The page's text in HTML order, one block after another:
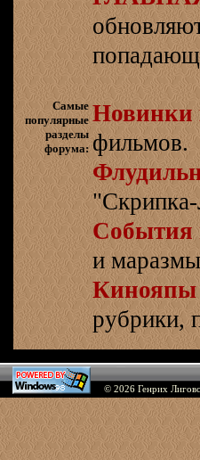
Самые
популярные
разделы
форума:
Новинки
фильмов.
События
и
Кинояпы
рубрики,
© 2026 Генрих